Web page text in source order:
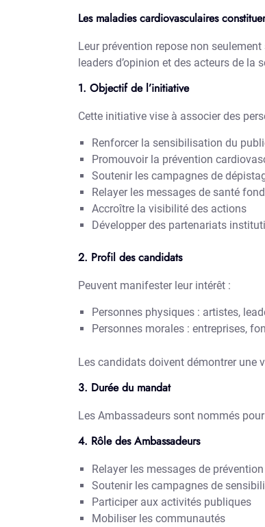
Les maladies cardiovasculaires
Leur prévention repose non
leaders d’opinion et des acteurs de la
1. Objectif de l’initiative
Cette initiative vise à associer des
Renforcer la sensibilisation du
Promouvoir la prévention
Soutenir les campagnes de
Relayer les messages de santé
Accroître la visibilité des actions
Développer des partenariats
2. Profil des candidats
Peuvent manifester leur intérêt :
Personnes physiques : artistes,
Personnes morales : entreprises,
Les candidats doivent démontrer une
3. Durée du mandat
Les Ambassadeurs sont nommés
4. Rôle des Ambassadeurs
Relayer les messages de prévention
Soutenir les campagnes de
Participer aux activités publiques
Mobiliser les communautés